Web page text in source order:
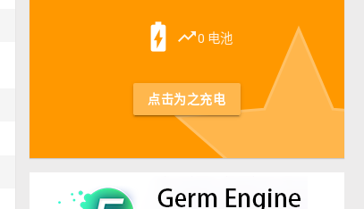
battery_charging_full trending_up0 电池
点击为之充电